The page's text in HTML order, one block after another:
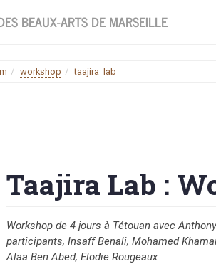
BEAUX-ARTS DE MARSEILLE
workshop taajira_lab
Taajira Lab :
Workshop de 4 jours à Tétouan avec
participants, Insaff Benali, Mohamed
Alaa Ben Abed, Elodie Rougeaux